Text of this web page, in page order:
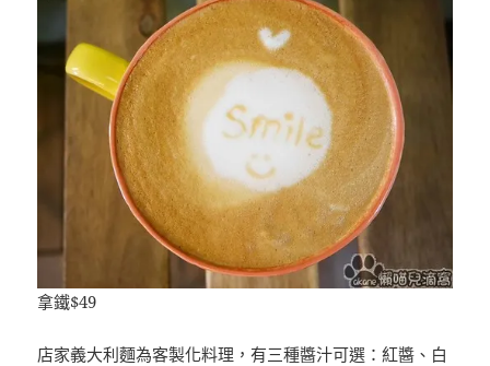
拿鐵$49
店家義大利麵為客製化料理，有三種醬汁可選：紅醬、白